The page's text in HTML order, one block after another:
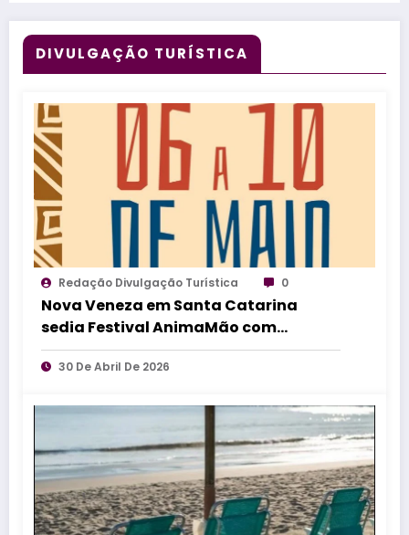
DIVULGAÇÃO TURÍSTICA
Redação Divulgação Turística 0
Nova Veneza em Santa Catarina
sedia Festival AnimaMão com
espetáculos gratuitos de teatro de
bonecos
30 De Abril De 2026